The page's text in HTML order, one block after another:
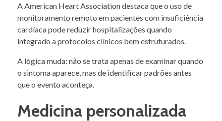
A American Heart Association destaca que o uso de
monitoramento remoto em pacientes com insuficiência
cardíaca pode reduzir hospitalizações quando
integrado a protocolos clínicos bem estruturados.
A lógica muda: não se trata apenas de examinar quando
o sintoma aparece, mas de identificar padrões antes
que o evento aconteça.
Medicina personalizada